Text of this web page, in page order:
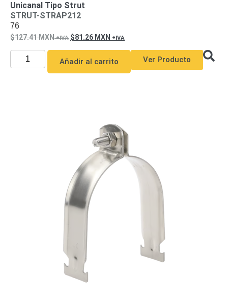
Unicanal Tipo Strut
STRUT-STRAP212
76
127.41MXN 81.26 MXN
Añadir al carrito Ver Producto